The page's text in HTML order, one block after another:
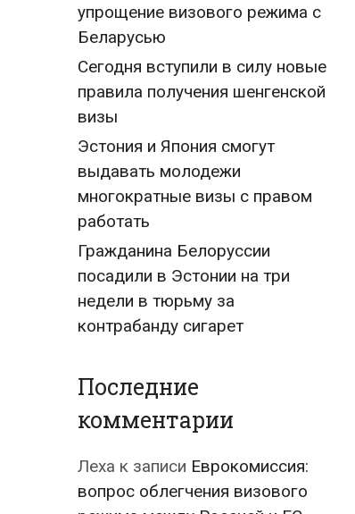
упрощение визового режима с
Беларусью
Сегодня вступили в силу новые
правила получения шенгенской
визы
Эстония и Япония смогут
выдавать молодежи
многократные визы с правом
работать
Гражданина Белоруссии
посадили в Эстонии на три
недели в тюрьму за
контрабанду сигарет
Последние
комментарии
Леха к записи Еврокомиссия:
вопрос облегчения визового